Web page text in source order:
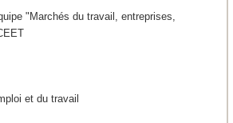
"Marchés du travail, entreprises,
et du travail